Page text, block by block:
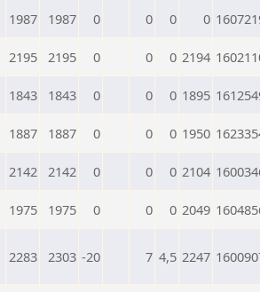
1987 1987 0 0 0 0
2195 2195 0 0 0 2194
1843 1843 0 0 0 1895
1887 1887 0 0 0 1950
2142 2142 0 0 0 2104
1975 1975 0 0 0 2049
2283 2303 -20 7 4,5 2247